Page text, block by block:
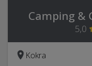
Camping &
5,0
Kokra